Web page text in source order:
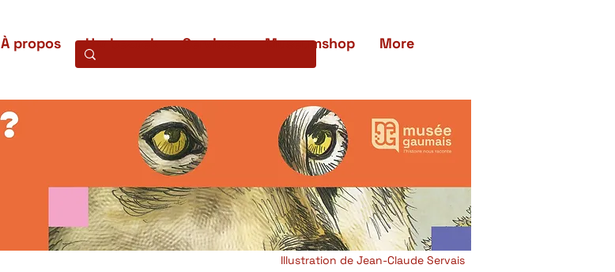
À propos Uw bezoek Services Museumshop More
Illustration de Jean-Claude Servais